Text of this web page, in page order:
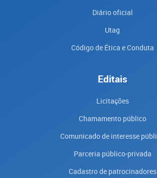
Diário oficial
Utag
Código de Ética e Conduta
Editais
Licitações
Chamamento público
Comunicado de interesse
Parceria público-privada
Cadastro de patrocinadores